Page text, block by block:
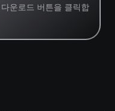
운로드 버튼을 클릭합